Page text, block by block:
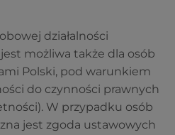
działalności
możliwa także dla osób
Polski, pod warunkiem
do czynności prawnych
W przypadku osób
jest zgoda ustawowych